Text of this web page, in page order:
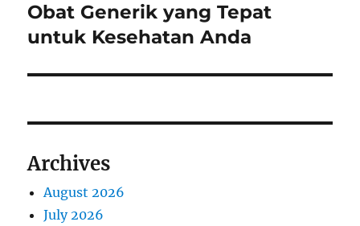
post:
Obat Generik yang Tepat
untuk Kesehatan Anda
Archives
August 2026
July 2026